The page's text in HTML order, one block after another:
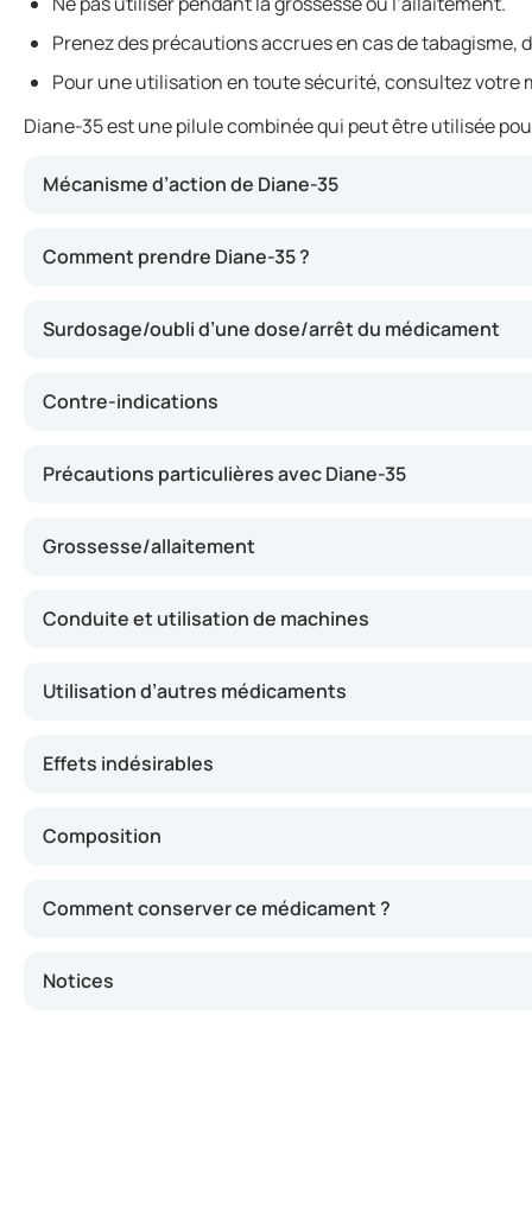
Prenez des précautions accrues en cas de
Pour une utilisation en toute sécurité, consultez votre
Diane-35 est une pilule combinée qui peut être utilisée
Mécanisme d’action de Diane-35
Comment prendre Diane-35 ?
Surdosage/oubli d’une dose/arrêt du médicament
Contre-indications
Précautions particulières avec Diane-35
Grossesse/allaitement
Conduite et utilisation de machines
Utilisation d’autres médicaments
Effets indésirables
Composition
Comment conserver ce médicament ?
Notices